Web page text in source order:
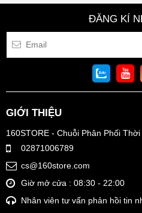
ĐĂNG KÍ
GIỚI THIỆU
160STORE - Chuỗi Phân Phối
02871006789
cs@160store.com
Giờ mở cửa : 08:30 - 22:00
Nhân viên tư vấn phản hồi tin